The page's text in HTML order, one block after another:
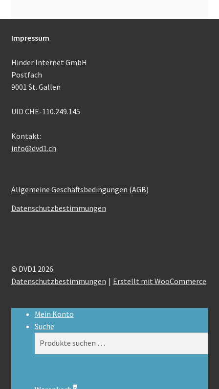
Impressum
Hinder Internet GmbH
Postfach
9001 St. Gallen
UID CHE-110.249.145
Kontakt:
info@dvd1.ch
Allgemeine Geschäftsbedingungen (AGB)
Datenschutzbestimmungen
© DVD1 2026
Datenschutzbestimmungen
Erstellt mit WooCommerce.
Mein Konto
Suche